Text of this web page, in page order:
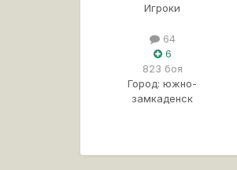
Игроки
64
6
823 боя
Город: южно-
замкаденск